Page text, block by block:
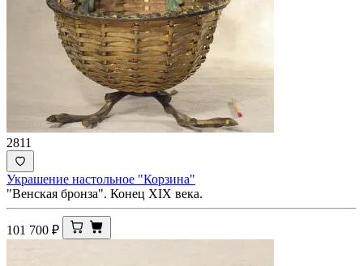
2811
Украшение настольное "Корзина"
"Венская бронза". Конец XIX века.
101 700 ₽